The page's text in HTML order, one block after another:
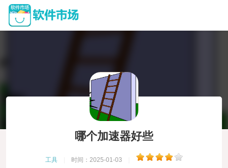
哪个加速器好些
工具 时间：2025-01-03